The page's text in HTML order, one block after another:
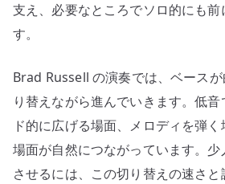
支え、必要なところでソロ的にも前
す。
Brad Russell の演奏では、ベース
り替えながら進んでいきます。低
ド的に広げる場面、メロディを弾
場面が自然につながっています。
させるには、この切り替えの速さと